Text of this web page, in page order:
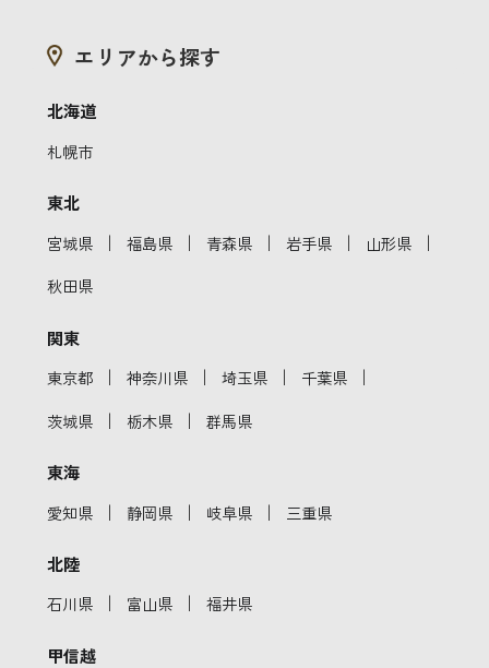
エリアから探す
北海道
札幌市
東北
宮城県 ｜ 福島県 ｜ 青森県 ｜ 岩手県 ｜ 山形県 ｜
秋田県
関東
東京都 ｜ 神奈川県 ｜ 埼玉県 ｜ 千葉県 ｜
茨城県 ｜ 栃木県 ｜ 群馬県
東海
愛知県 ｜ 静岡県 ｜ 岐阜県 ｜ 三重県
北陸
石川県 ｜ 富山県 ｜ 福井県
甲信越